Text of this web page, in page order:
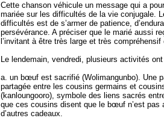
Cette chanson véhicule un message qui a
mariée sur les difficultés de la vie conjugale.
difficultés est de s’armer de patience,
persévérance. A préciser que le marié aussi
l’invitant à être très large et très
Le lendemain, vendredi, plusieurs activités
a. un bœuf est sacrifié (Wolimangunbo). Une
partagée entre les cousins germains et
(kanloungooro), symbole des liens sacrés
que ces cousins disent que le bœuf n’est pas
d’autres cadeaux.